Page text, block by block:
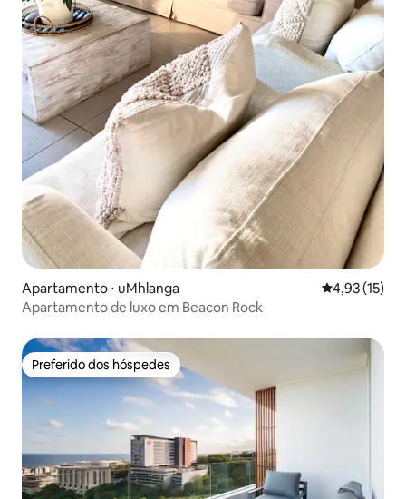
Apartamento ⋅ uMhlanga 4,93 de uma
4,93 (15)
Apartamento de luxo em Beacon Rock
Preferido dos hóspedes
Preferido dos hóspedes